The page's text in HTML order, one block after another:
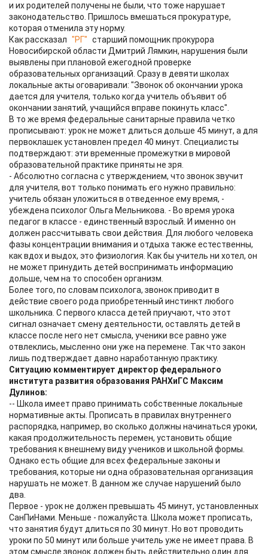
и их родителей получены не были, что тоже нарушает
законодательство. Пришлось вмешаться прокуратуре,
которая отменила эту норму.
Как рассказал "РГ" старший помощник прокурора
Новосибирской области Дмитрий Лямкин, нарушения были
выявлены при плановой ежегодной проверке
образовательных организаций. Сразу в девяти школах
локальные акты оговаривали: "Звонок об окончании урока
дается для учителя, только когда учитель объявит об
окончании занятий, учащийся вправе покинуть класс".
В то же время федеральные санитарные правила четко
прописывают: урок не может длиться дольше 45 минут, а для
первоклашек установлен предел 40 минут. Специалисты
подтверждают: эти временные промежутки в мировой
образовательной практике приняты не зря.
- Абсолютно согласна с утверждением, что звонок звучит
для учителя, вот только понимать его нужно правильно:
учитель обязан уложиться в отведенное ему время, -
убеждена психолог Ольга Мельникова. - Во время урока
педагог в классе - единственный взрослый. И именно он
должен рассчитывать свои действия. Для любого человека
фазы концентрации внимания и отдыха также естественны,
как вдох и выдох, это физиология. Как бы учитель ни хотел, он
не может принудить детей воспринимать информацию
дольше, чем на то способен организм.
Более того, по словам психолога, звонок приводит в
действие своего рода приобретенный инстинкт любого
школьника. С первого класса детей приучают, что этот
сигнал означает смену деятельности, оставлять детей в
классе после него нет смысла, ученики все равно уже
отвлеклись, мысленно они уже на перемене. Так что закон
лишь подтверждает давно наработанную практику.
Ситуацию комментирует директор федерального
института развития образования РАНХиГС Максим
Дулинов:
-- Школа имеет право принимать собственные локальные
нормативные акты. Прописать в правилах внутреннего
распорядка, например, во сколько должны начинаться уроки,
какая продолжительность перемен, установить общие
требования к внешнему виду учеников и школьной формы.
Однако есть общие для всех федеральные законы и
требования, которые ни одна образовательная организация
нарушать не может. В данном же случае нарушений было
два.
Первое - урок не должен превышать 45 минут, установленных
СанПиНами. Меньше - пожалуйста. Школа может прописать,
что занятия будут длиться по 30 минут. Но вот проводить
уроки по 50 минут или больше учитель уже не имеет права. В
этом смысле звонок должен быть действительно один для